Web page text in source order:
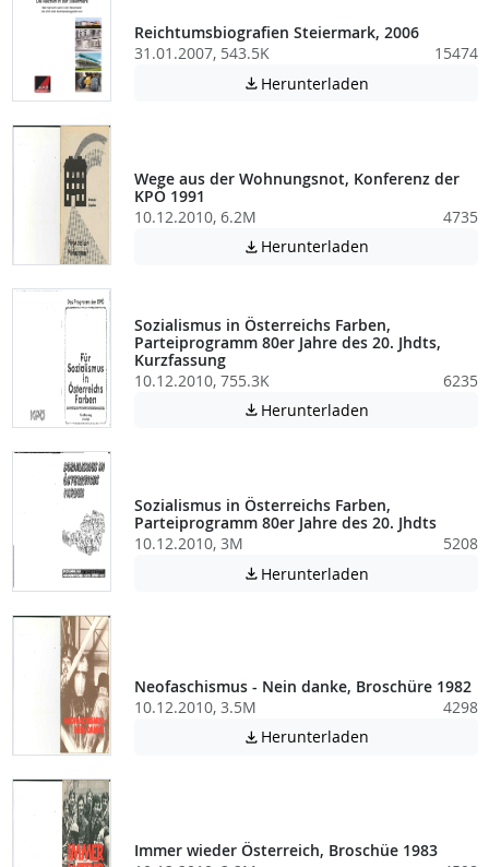
Reichtumsbiografien Steiermark, 2006
31.01.2007, 543.5K
15474
 Herunterladen
Wege aus der Wohnungsnot, Konferenz der
KPÖ 1991
10.12.2010, 6.2M
4735
 Herunterladen
Sozialismus in Österreichs Farben,
Parteiprogramm 80er Jahre des 20. Jhdts,
Kurzfassung
10.12.2010, 755.3K
6235
 Herunterladen
Sozialismus in Österreichs Farben,
Parteiprogramm 80er Jahre des 20. Jhdts
10.12.2010, 3M
5208
 Herunterladen
Neofaschismus - Nein danke, Broschüre 1982
10.12.2010, 3.5M
4298
 Herunterladen
Immer wieder Österreich, Broschüe 1983